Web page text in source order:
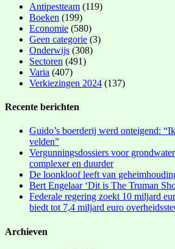
Antipestteam (119)
Boeken (199)
Economie (580)
Geen categorie (3)
Onderwijs (308)
Sectoren (491)
Varia (407)
Verkiezingen 2024 (137)
Recente berichten
Guido’s boerderij werd onteigend:
velden”
Vergunningsdossiers voor
complexer en duurder
De loonkloof leeft van
Bert Engelaar ‘Dit is The Truman
Federale regering zoekt 10 miljard
biedt tot 7,4 miljard euro
Archieven